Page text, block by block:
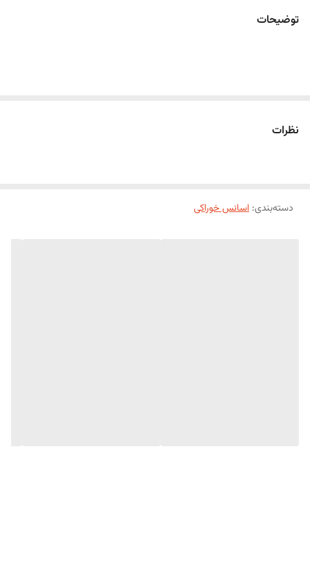
توضیحات
نظرات
دسته‌بندی: اسانس خوراکی